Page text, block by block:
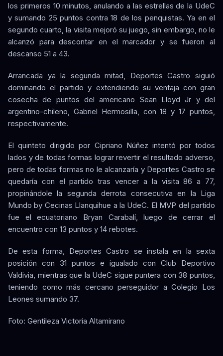
los primeros 10 minutos, anulando a las estrellas de la UdeC
y sumando 25 puntos contra 18 de los penquistas. Ya en el
segundo cuarto, la visita mejoró su juego, sin embargo, no le
alcanzó para descontar en el marcador y se fueron al
descanso 51 a 43.
Arrancada ya la segunda mitad, Deportes Castro siguió
dominando el partido y extendiendo su ventaja con gran
cosecha de puntos del americano Sean Lloyd Jr y del
argentino-chileno, Gabriel Hermosilla, con 18 y 17 puntos,
respectivamente.
El quinteto dirigido por Cipriano Núñez intentó por todos
lados y de todas formas lograr revertir el resultado adverso,
pero de todas formas no le alcanzaría y Deportes Castro se
quedaría con el partido tras vencer a la visita 86 a 77,
propinándole la segunda derrota consecutiva en la Liga
Mundo by Cecinas Llanquihue a la UdeC. El MVP del partido
fue el ecuatoriano Bryan Carabalí, luego de cerrar el
encuentro con 13 puntos y 14 rebotes.
De esta forma, Deportes Castro se instala en la sexta
posición con 31 puntos e igualado con Club Deportivo
Valdivia, mientras que la UdeC sigue puntera con 38 puntos,
teniendo como más cercano perseguidor a Colegio Los
Leones sumando 37.
Foto: Gentileza Victoria Altamirano